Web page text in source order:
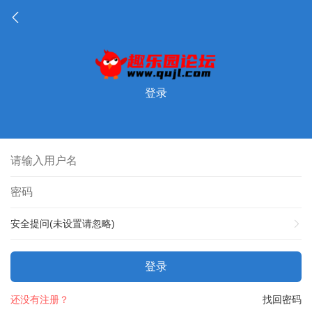
登录
安全提问(未设置请忽略)
登录
找回密码
还没有注册？